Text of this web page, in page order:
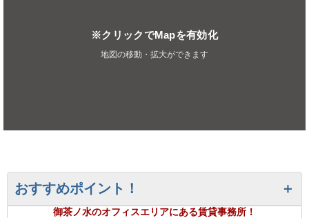
※クリックでMapを有効化
地図の移動・拡大ができます
おすすめポイント！
御茶ノ水のオフィスエリアにある賃貸事務所！